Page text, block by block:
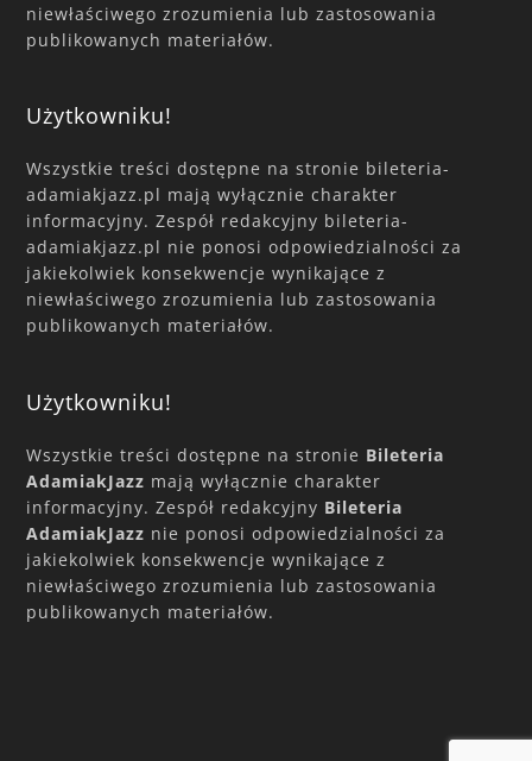
niewłaściwego zrozumienia lub zastosowania
publikowanych materiałów.
Użytkowniku!
Wszystkie treści dostępne na stronie bileteria-
adamiakjazz.pl mają wyłącznie charakter
informacyjny. Zespół redakcyjny bileteria-
adamiakjazz.pl nie ponosi odpowiedzialności za
jakiekolwiek konsekwencje wynikające z
niewłaściwego zrozumienia lub zastosowania
publikowanych materiałów.
Użytkowniku!
Wszystkie treści dostępne na stronie Bileteria
AdamiakJazz mają wyłącznie charakter
informacyjny. Zespół redakcyjny Bileteria
AdamiakJazz nie ponosi odpowiedzialności za
jakiekolwiek konsekwencje wynikające z
niewłaściwego zrozumienia lub zastosowania
publikowanych materiałów.